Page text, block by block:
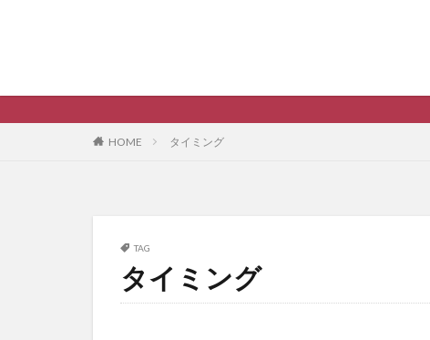
HOME タイミング
TAG
タイミング